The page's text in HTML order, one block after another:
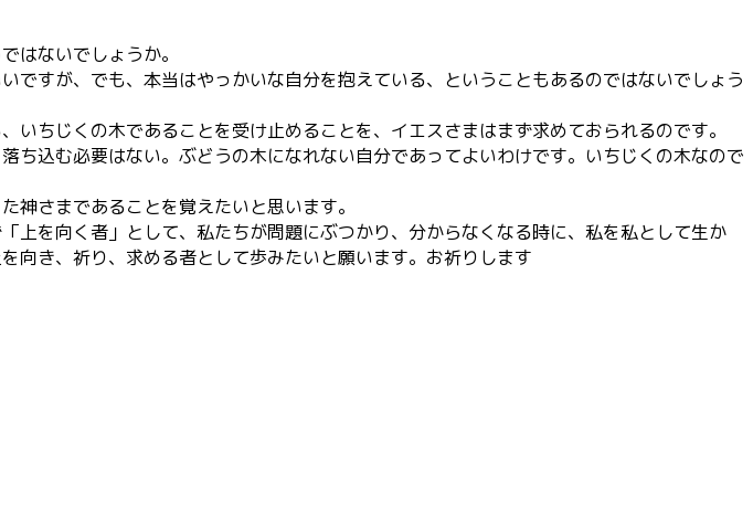
はないでしょうか。
すが、でも、本当はやっかいな自分を抱えている、ということもあるのではないでしょう
ちじくの木であることを受け止めることを、イエスさまはまず求めておられるのです。
込む必要はない。ぶどうの木になれない自分であってよいわけです。いちじくの木なので
神さまであることを覚えたいと思います。
を向く者」として、私たちが問題にぶつかり、分からなくなる時に、私を私として生か
向き、祈り、求める者として歩みたいと願います。お祈りします